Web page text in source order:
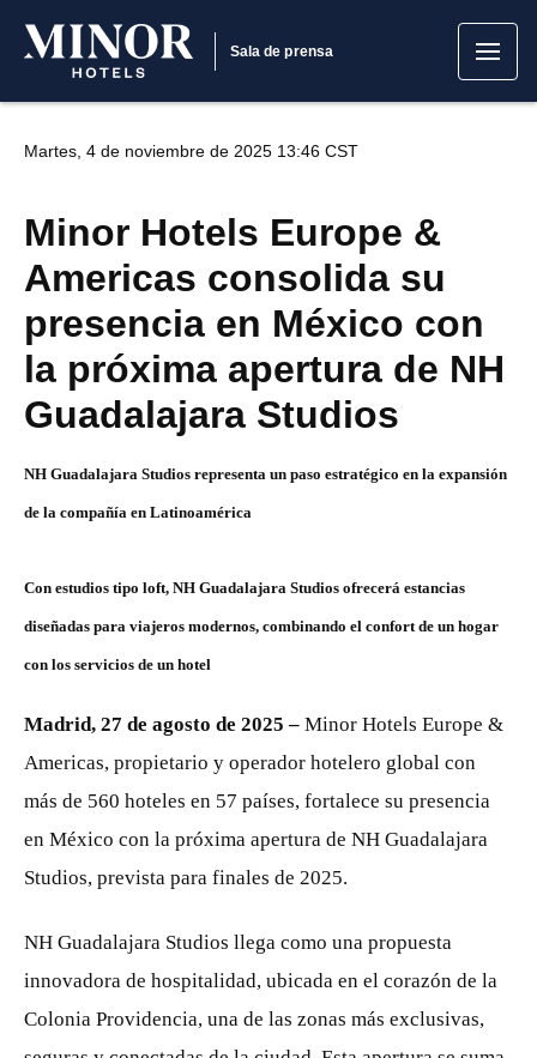
Sala de prensa
Martes, 4 de noviembre de 2025 13:46 CST
Minor Hotels Europe &
Americas consolida su
presencia en México con
la próxima apertura de NH
Guadalajara Studios
NH Guadalajara Studios representa un paso estratégico en la expansión
de la compañía en Latinoamérica
Con estudios tipo loft, NH Guadalajara Studios ofrecerá estancias
diseñadas para viajeros modernos, combinando el confort de un hogar
con los servicios de un hotel
Madrid, 27 de agosto de 2025 – Minor Hotels Europe &
Americas, propietario y operador hotelero global con
más de 560 hoteles en 57 países, fortalece su presencia
en México con la próxima apertura de NH Guadalajara
Studios, prevista para finales de 2025.
NH Guadalajara Studios llega como una propuesta
innovadora de hospitalidad, ubicada en el corazón de la
Colonia Providencia, una de las zonas más exclusivas,